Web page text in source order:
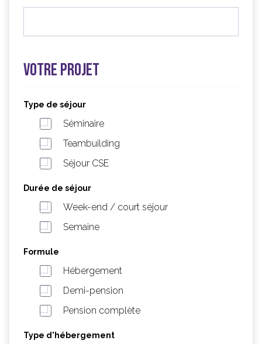
Votre projet
Type de séjour
Séminaire
Teambuilding
Séjour CSE
Durée de séjour
Week-end / court séjour
Semaine
Formule
Hébergement
Demi-pension
Pension complète
Type d'hébergement